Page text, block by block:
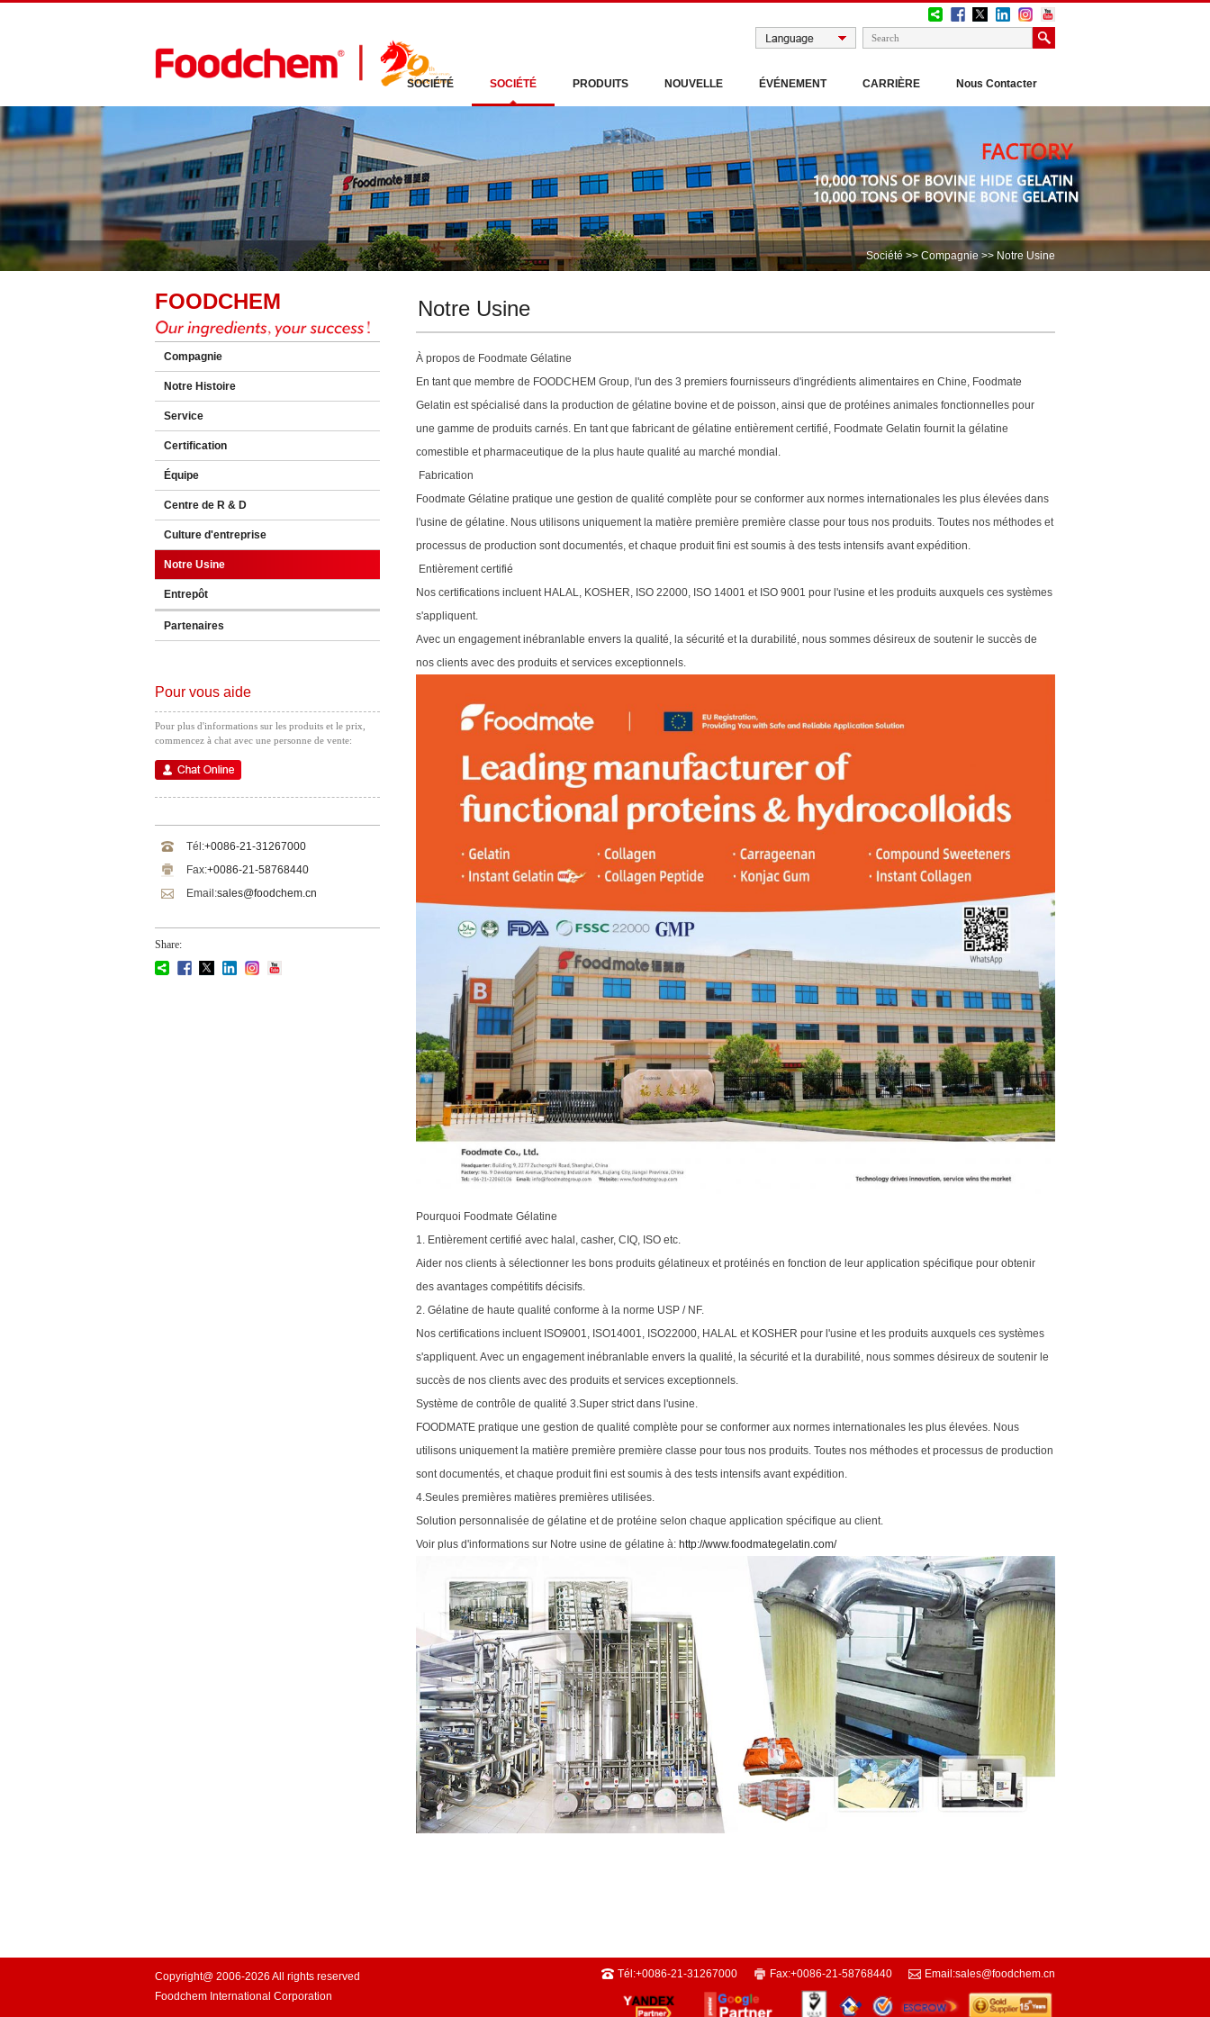
SOCIÉTÉ SOCIÉTÉ PRODUITS NOUVELLE ÉVÉNEMENT CARRIÈRE Nous Contacter
Société>> Compagnie >> Notre Usine
FOODCHEM
Compagnie
Notre Histoire
Service
Certification
Équipe
Centre de R & D
Culture d'entreprise
Notre Usine
Entrepôt
Partenaires
Pour vous aide
Pour plus d'informations sur les produits et le prix,
commencez à chat avec une personne de vente:
Tél:+0086-21-31267000
Fax:+0086-21-58768440
Email:sales@foodchem.cn
Share:
Notre Usine
À propos de Foodmate Gélatine
En tant que membre de FOODCHEM Group, l'un des 3 premiers fournisseurs d'ingrédients alimentaires en Chine, Foodmate
Gelatin est spécialisé dans la production de gélatine bovine et de poisson, ainsi que de protéines animales fonctionnelles pour
une gamme de produits carnés. En tant que fabricant de gélatine entièrement certifié, Foodmate Gelatin fournit la gélatine
comestible et pharmaceutique de la plus haute qualité au marché mondial.
Fabrication
Foodmate Gélatine pratique une gestion de qualité complète pour se conformer aux normes internationales les plus élevées dans
l'usine de gélatine. Nous utilisons uniquement la matière première première classe pour tous nos produits. Toutes nos méthodes et
processus de production sont documentés, et chaque produit fini est soumis à des tests intensifs avant expédition.
Entièrement certifié
Nos certifications incluent HALAL, KOSHER, ISO 22000, ISO 14001 et ISO 9001 pour l'usine et les produits auxquels ces systèmes
s'appliquent.
Avec un engagement inébranlable envers la qualité, la sécurité et la durabilité, nous sommes désireux de soutenir le succès de
nos clients avec des produits et services exceptionnels.
Pourquoi Foodmate Gélatine
1. Entièrement certifié avec halal, casher, CIQ, ISO etc.
Aider nos clients à sélectionner les bons produits gélatineux et protéinés en fonction de leur application spécifique pour obtenir
des avantages compétitifs décisifs.
2. Gélatine de haute qualité conforme à la norme USP / NF.
Nos certifications incluent ISO9001, ISO14001, ISO22000, HALAL et KOSHER pour l'usine et les produits auxquels ces systèmes
s'appliquent. Avec un engagement inébranlable envers la qualité, la sécurité et la durabilité, nous sommes désireux de soutenir le
succès de nos clients avec des produits et services exceptionnels.
Système de contrôle de qualité 3.Super strict dans l'usine.
FOODMATE pratique une gestion de qualité complète pour se conformer aux normes internationales les plus élevées. Nous
utilisons uniquement la matière première première classe pour tous nos produits. Toutes nos méthodes et processus de production
sont documentés, et chaque produit fini est soumis à des tests intensifs avant expédition.
4.Seules premières matières premières utilisées.
Solution personnalisée de gélatine et de protéine selon chaque application spécifique au client.
Voir plus d'informations sur Notre usine de gélatine à: http://www.foodmategelatin.com/
Copyright@ 2006-2026 All rights reserved
Foodchem International Corporation
Tél:+0086-21-31267000 Fax:+0086-21-58768440 Email:sales@foodchem.cn